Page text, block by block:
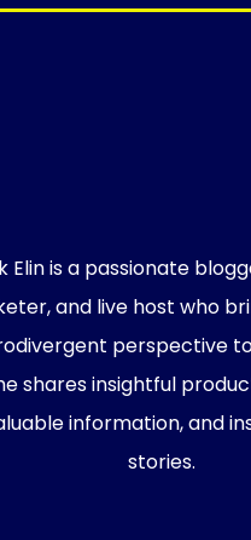
Elin is a passionate
and live host who
perspective
shares insightful
information, and
stories.